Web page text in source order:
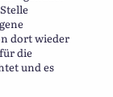
dort wieder
die
und es